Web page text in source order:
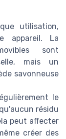
utilisation,
appareil. La
sont
mais un
savonneuse
le
résidu
peut affecter
créer des